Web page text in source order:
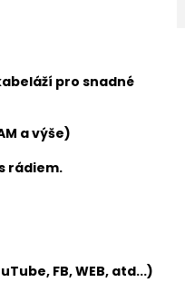
pro snadné
a výše)
rádiem.
FB, WEB, atd...)